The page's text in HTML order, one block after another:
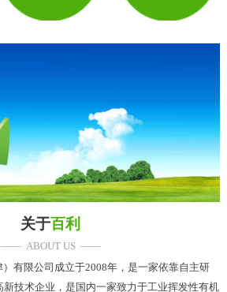
关于百利
—— ABOUT US ——
有限公司成立于2008年，是一家依靠自主研
技术企业，是国内一家致力于工业挥发性有机